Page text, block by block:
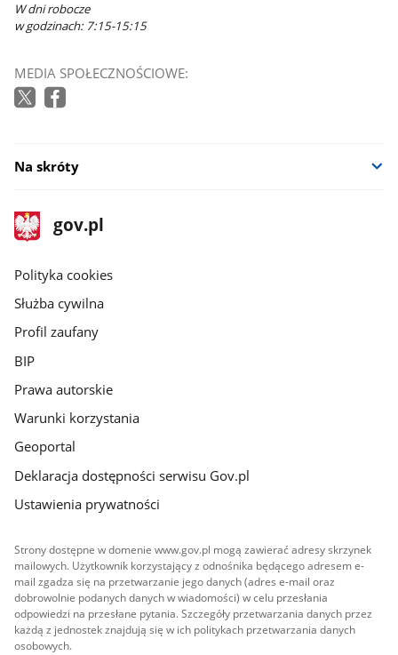
W dni robocze
w godzinach: 7:15-15:15
MEDIA SPOŁECZNOŚCIOWE:
Na skróty
stopka
gov.pl
Strona
gov.pl
gov.pl
Polityka cookies
Służba cywilna
Profil zaufany
BIP
Prawa autorskie
Warunki korzystania
Geoportal
Deklaracja dostępności serwisu Gov.pl
Ustawienia prywatności
Strony dostępne w domenie www.gov.pl mogą zawierać adresy skrzynek
mailowych. Użytkownik korzystający z odnośnika będącego adresem e-
mail zgadza się na przetwarzanie jego danych (adres e-mail oraz
dobrowolnie podanych danych w wiadomości) w celu przesłania
odpowiedzi na przesłane pytania. Szczegóły przetwarzania danych przez
każdą z jednostek znajdują się w ich politykach przetwarzania danych
osobowych.